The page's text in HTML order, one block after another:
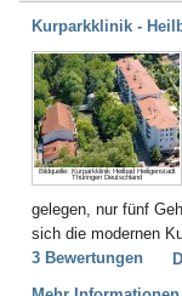
Kurparkklinik -
Bildquelle: Kurparkklinik Heilbad Heiligenstadt
Thüringen Deutschland
gelegen, nur fünf
sich die modernen
3 Bewertungen